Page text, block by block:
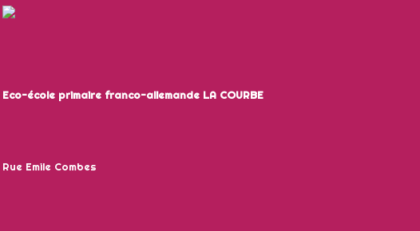
Eco-école primaire franco-allemande LA COURBE
Rue Emile Combes